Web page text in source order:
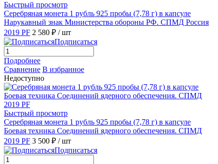
Быстрый просмотр
Серебряная монета 1 рубль 925 пробы (7,78 г) в капсуле
Нарукавный знак Министерства обороны РФ. СПМД Россия
2019 PF 2 580 ₽ / шт
Подписаться
Подробнее
Сравнение В избранное
Недоступно
Быстрый просмотр
Серебряная монета 1 рубль 925 пробы (7,78 г) в капсуле
Боевая техника Соединений ядерного обеспечения. СПМД
2019 PF 3 500 ₽ / шт
Подписаться